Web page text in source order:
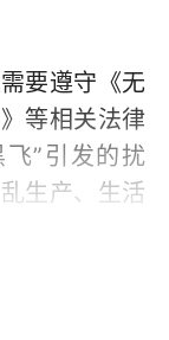
要遵守《无
等相关法律
”引发的扰
生产、生活
果。近期，
违规改装操